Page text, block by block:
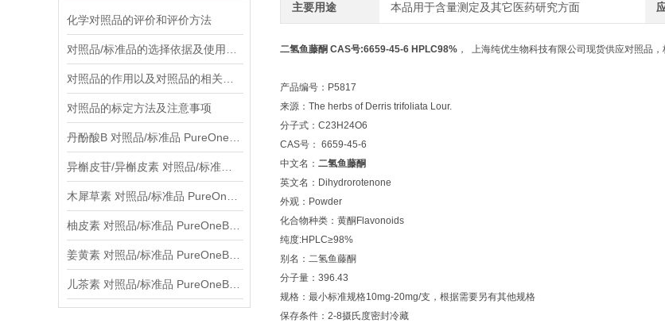
化学对照品的评价和评价方法
对照品的标定方法及注意事项
主要用途 本品用于含量测定及其它医药研究方面
二氢鱼藤酮 CAS号:6659-45-6 HPLC98% ， 上海纯优生物科技有限公司现货供应对照品
产品编号：P5817
来源：The herbs of Derris trifoliata Lour.
分子式：C23H24O6
CAS号： 6659-45-6
中文名： 二氢鱼藤酮
英文名：Dihydrorotenone
外观：Powder
化合物种类：黄酮Flavonoids
纯度:HPLC≥98%
别名：二氢鱼藤酮
分子量：396.43
规格：最小标准规格10mg-20mg/支，根据需要另有其他规格
保存条件：2-8摄氏度密封冷藏